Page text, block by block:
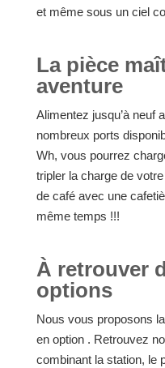
et même sous un ciel
La pièce
aventure
Alimentez jusqu’à neuf
nombreux ports
Wh, vous pourrez
tripler la charge de
de café avec une
même temps !!!
À retrouver
options
Nous vous proposons
en option . Retrouvez
combinant la station, le